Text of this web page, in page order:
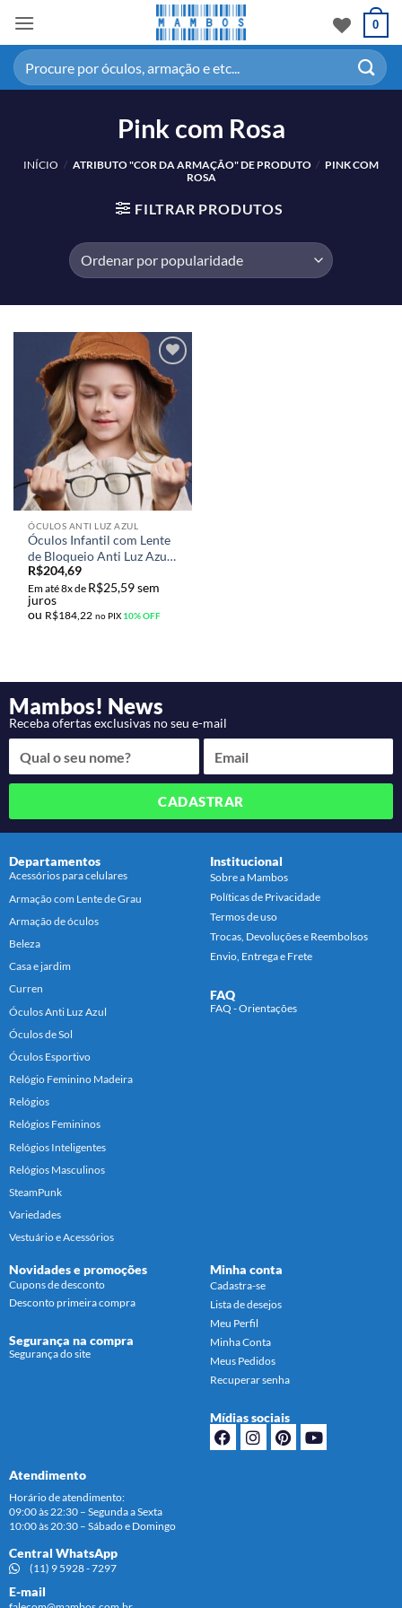
0
Pink com Rosa
INÍCIO / ATRIBUTO "COR DA ARMAÇÃO" DE PRODUTO / PINK COM
ROSA
FILTRAR PRODUTOS
Adicionar
aos meus
desejos
ÓCULOS ANTI LUZ AZUL
Óculos Infantil com Lente
de Bloqueio Anti Luz Azul
e UV 400 Quadro
Redondo em Silicone
R$204,69
Em até 8x de R$25,59sem
juros
ou R$184,22 no PIX 10% OFF
Mambos! News
Receba ofertas exclusivas no seu e-mail
CADASTRAR
Departamentos
Acessórios para celulares
Armação com Lente de Grau
Armação de óculos
Beleza
Casa e jardim
Curren
Óculos Anti Luz Azul
Óculos de Sol
Óculos Esportivo
Relógio Feminino Madeira
Relógios
Relógios Femininos
Relógios Inteligentes
Relógios Masculinos
SteamPunk
Variedades
Vestuário e Acessórios
Institucional
Sobre a Mambos
Políticas de Privacidade
Termos de uso
Trocas, Devoluções e Reembolsos
Envio, Entrega e Frete
FAQ
FAQ - Orientações
Novidades e promoções
Cupons de desconto
Desconto primeira compra
Segurança na compra
Segurança do site
Minha conta
Cadastra-se
Lista de desejos
Meu Perfil
Minha Conta
Meus Pedidos
Recuperar senha
Mídias sociais
Atendimento
Horário de atendimento:
09:00 às 22:30 – Segunda a Sexta
10:00 às 20:30 – Sábado e Domingo
Central WhatsApp
(11) 9 5928 - 7297
E-mail